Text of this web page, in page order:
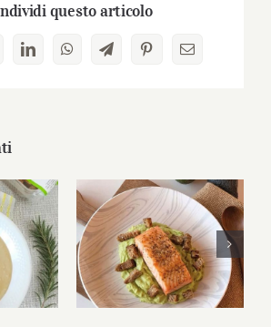
questo articolo
LinkedInWhatsAppTelegramPinterestEmail
Salmone su crema
di avocado con
Crostini Tozzapane
Multicereali®